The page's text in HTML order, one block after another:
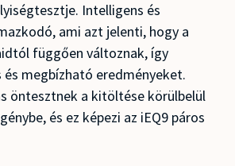
Intelligens és
ami azt jelenti, hogy a
függően változnak, így
megbízható eredményeket.
öntesztnek a kitöltése körülbelül
és ez képezi az iEQ9 páros